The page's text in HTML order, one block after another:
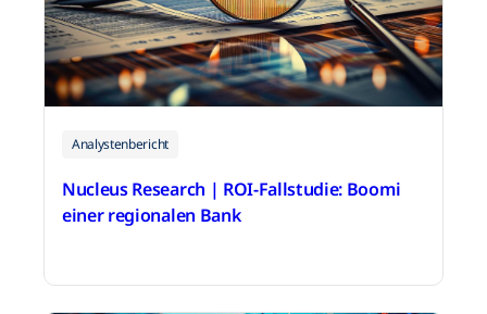
Analystenbericht
Nucleus Research | ROI-Fallstudie: Boomi
einer regionalen Bank
2. Dezember 2025